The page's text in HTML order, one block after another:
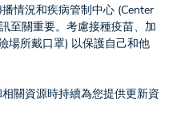
情況和疾病管制中心 (Center
至關重要。考慮接種疫苗、加
場所戴口罩) 以保護自己和他
關資源時持續為您提供更新資